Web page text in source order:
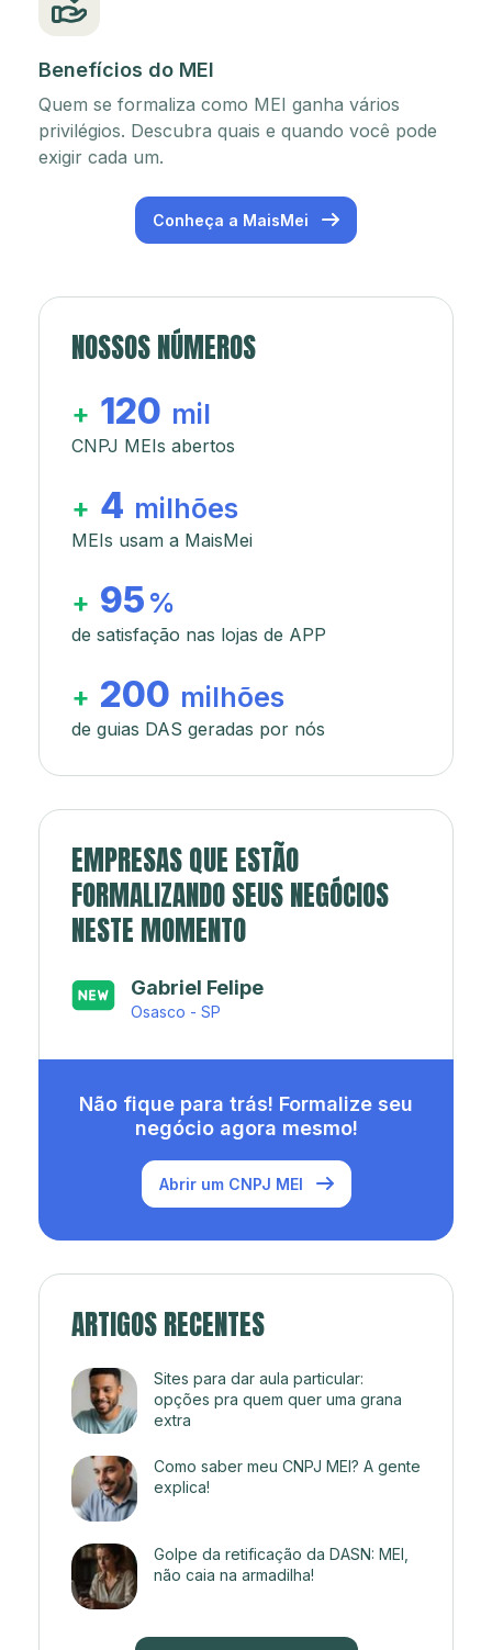
Benefícios do MEI
Quem se formaliza como MEI ganha vários
privilégios. Descubra quais e quando você pode
exigir cada um.
Conheça a MaisMei
NOSSOS NÚMEROS
+ 120 mil
CNPJ MEIs abertos
+ 4 milhões
MEIs usam a MaisMei
+ 95 %
de satisfação nas lojas de APP
+ 200 milhões
de guias DAS geradas por nós
EMPRESAS QUE ESTÃO
FORMALIZANDO SEUS NEGÓCIOS
NESTE MOMENTO
Japa’s açaí e sorveteria
Rio de Janeiro - RJ
Não fique para trás! Formalize seu
negócio agora mesmo!
Abrir um CNPJ MEI
ARTIGOS RECENTES
Sites para dar aula particular:
opções pra quem quer uma grana
extra
Como saber meu CNPJ MEI? A gente
explica!
Golpe da retificação da DASN: MEI,
não caia na armadilha!